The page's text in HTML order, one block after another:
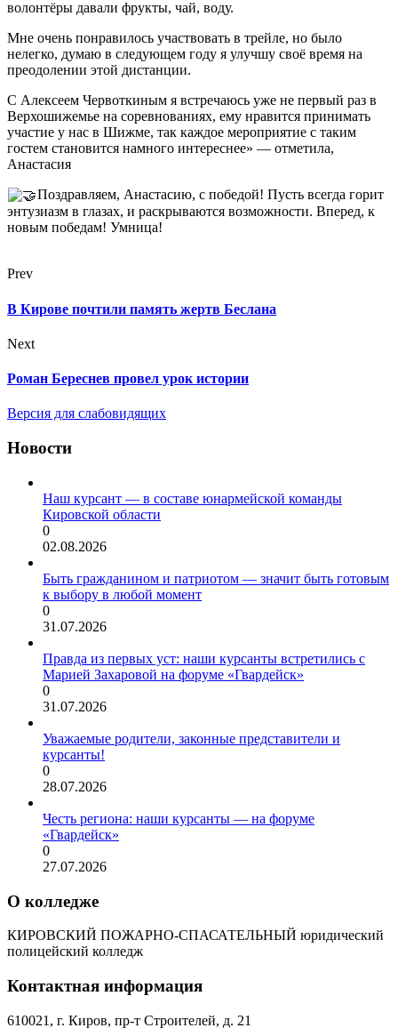
волонтёры давали фрукты, чай, воду.
Мне очень понравилось участвовать в трейле, но было
нелегко, думаю в следующем году я улучшу своё время на
преодолении этой дистанции.
С Алексеем Червоткиным я встречаюсь уже не первый раз в
Верхошижемье на соревнованиях, ему нравится принимать
участие у нас в Шижме, так каждое мероприятие с таким
гостем становится намного интереснее» — отметила,
Анастасия
Поздравляем, Анастасию, с победой! Пусть всегда горит
энтузиазм в глазах, и раскрываются возможности. Вперед, к
новым победам! Умница!
Prev
В Кирове почтили память жертв Беслана
Next
Роман Береснев провел урок истории
Версия для слабовидящих
Новости
Наш курсант — в составе юнармейской команды
Кировской области
0
02.08.2026
Быть гражданином и патриотом — значит быть готовым
к выбору в любой момент
0
31.07.2026
Правда из первых уст: наши курсанты встретились с
Марией Захаровой на форуме «Гвардейск»
0
31.07.2026
Уважаемые родители, законные представители и
курсанты!
0
28.07.2026
Честь региона: наши курсанты — на форуме
«Гвардейск»
0
27.07.2026
О колледже
КИРОВСКИЙ ПОЖАРНО-СПАСАТЕЛЬНЫЙ юридический
полицейский колледж
Контактная информация
610021, г. Киров, пр-т Строителей, д. 21